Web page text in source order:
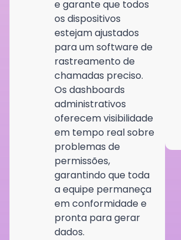
e garante que todos
os dispositivos
estejam ajustados
para um software de
rastreamento de
chamadas preciso.
Os dashboards
administrativos
oferecem visibilidade
em tempo real sobre
problemas de
permissões,
garantindo que toda
a equipe permaneça
em conformidade e
pronta para gerar
dados.